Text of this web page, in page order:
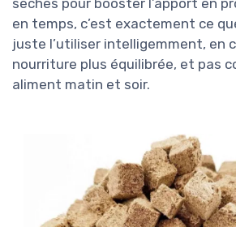
en temps, c’est exactement ce
juste l’utiliser intelligemment, en
nourriture plus équilibrée, et pas
aliment matin et soir.